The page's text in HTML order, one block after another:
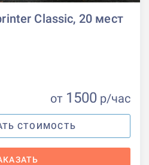
Classic, 20 мест
от 1500 р/час
СТОИМОСТЬ